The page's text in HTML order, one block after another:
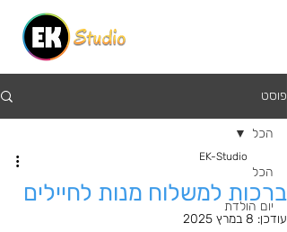
פוסט
הכל
יום הולדת
הכל
ברכות למשלוח מנות לחיילים
EK-Studio
עודכן: 8 במרץ 2025